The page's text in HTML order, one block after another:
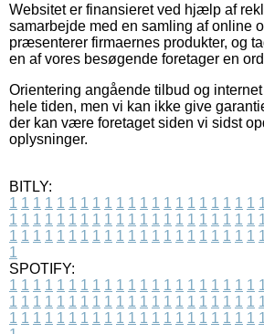
Websitet er finansieret ved hjælp af
samarbejde med en samling af online
præsenterer firmaernes produkter, og
en af vores besøgende foretager en
Orientering angående tilbud og
hele tiden, men vi kan ikke give
der kan være foretaget siden vi sidst
oplysninger.
BITLY:
1 1 1 1 1 1 1 1 1 1 1 1 1 1 1 1 1 1 1 1 1
1 1 1 1 1 1 1 1 1 1 1 1 1 1 1 1 1 1 1 1 1
1 1 1 1 1 1 1 1 1 1 1 1 1 1 1 1 1 1 1 1 1
1
SPOTIFY:
1 1 1 1 1 1 1 1 1 1 1 1 1 1 1 1 1 1 1 1 1
1 1 1 1 1 1 1 1 1 1 1 1 1 1 1 1 1 1 1 1 1
1 1 1 1 1 1 1 1 1 1 1 1 1 1 1 1 1 1 1 1 1